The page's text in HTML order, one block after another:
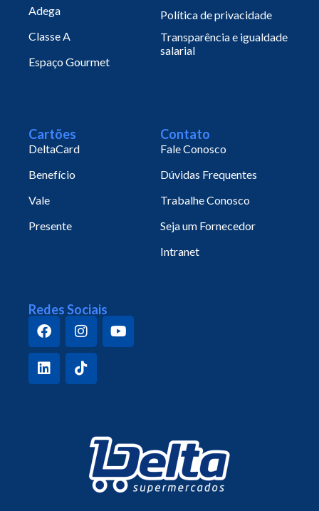
Adega
Classe A
Espaço Gourmet
Política de privacidade
Transparência e igualdade
salarial
Cartões
DeltaCard
Benefício
Vale
Presente
Contato
Fale Conosco
Dúvidas Frequentes
Trabalhe Conosco
Seja um Fornecedor
Intranet
Redes Sociais